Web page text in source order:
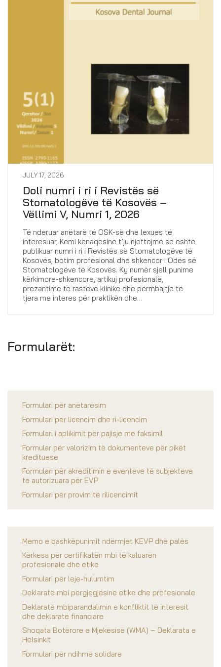
JULY 17, 2026
Doli numri i ri i Revistës së
Stomatologëve të Kosovës –
Vëllimi V, Numri 1, 2026
Të nderuar anëtarë të OSK-së dhe lexues të
interesuar, Kemi kënaqësinë t’ju njoftojmë se është
publikuar numri i ri i Revistës së Stomatologëve të
Kosovës, botim profesional dhe shkencor i Odës së
Stomatologëve të Kosovës. Ky numër sjell punime
kërkimore-shkencore, artikuj profesionalë,
prezantime të rasteve klinike dhe përmbajtje të
tjera me interes për praktikën dhe…
Formularët:
Formulari për anëtarësim
Formulari për licencim dhe ri-licencim
Formulari i aplikimit për pajisje me faksimil
Formular për valorizim të dokumenteve për pikët
kredituese
Formulari për akreditimin e eventeve të subjekteve
të autorizuara për EVP
Formulari për provim të rilicencimit
Memo e bashkëpunimit ndërmjet KEVP dhe palës
Kërkesa për certifikatën mbi të kaluarën
profesionale dhe etike
Formulari për leje-hulumtim
Deklaratë mbi përgjegjësinë etike dhe profesionale
Deklaratë mbiparandalimin e konfliktit të interesit
dhe deklaratë financiare
Shoqata Botërore e Mjekësisë (WMA) – Deklarata e
Helsinkit
Formulari për ndihmë solidare